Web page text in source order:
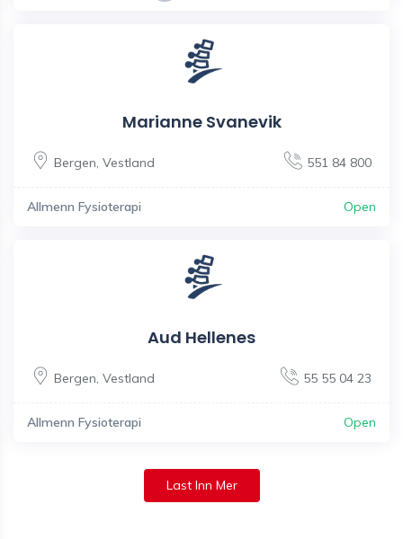
Marianne Svanevik
Bergen Vestland 551 84 800
Allmenn Fysioterapi Open
Aud Hellenes
Bergen Vestland 55 55 04 23
Allmenn Fysioterapi Open
Last Inn Mer